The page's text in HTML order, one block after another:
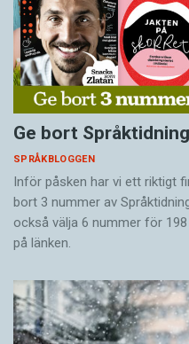
Ge bort
SPRÅKBLOGGEN
Inför påsken har vi ett riktigt
bort 3 nummer av
också välja 6 nummer för
på länken.